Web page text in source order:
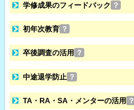
学修成果のフィードバック ？
初年次教育 ？
卒後調査の活用 ？
中途退学防止 ？
TA・RA・SA・メンターの活用 ？